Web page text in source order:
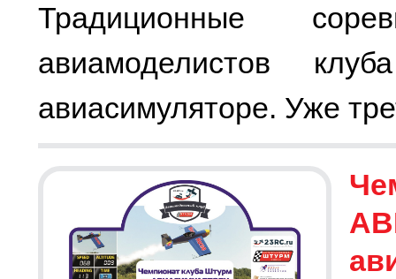
Традиционные
авиамоделистов
авиасимуляторе. Уже